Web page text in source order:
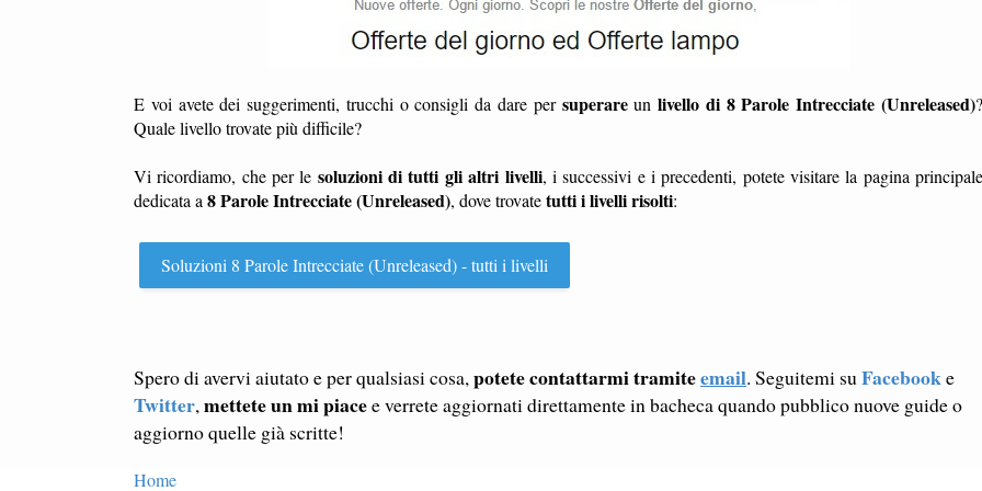
E voi avete dei suggerimenti, trucchi o consigli da dare per superareunlivello di 8 Parole Intrecciate (Unreleased)
Quale livello trovate più difficile?
Vi ricordiamo, che per le soluzioni di tutti gli altri livelli, i successivi e i precedenti, potete visitare la pagina principale
dedicata a 8 Parole Intrecciate (Unreleased), dove trovatetutti i livelli risolti:
Soluzioni 8 Parole Intrecciate (Unreleased) - tutti i livelli
Spero di avervi aiutato e per qualsiasi cosa,potete contattarmi tramiteemail. Seguitemi suFacebooke
Twitter,mettete un mi piacee verrete aggiornati direttamente in bacheca quando pubblico nuove guide o
aggiorno quelle già scritte!
Home